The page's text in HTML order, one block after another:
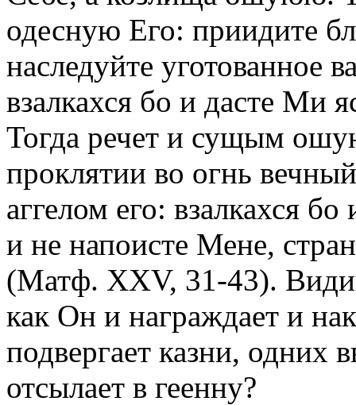
одесную Его: приидите
наследуйте уготованное
взалкахся бо и дасте Ми
Тогда речет и сущым
проклятии во огнь
аггелом его: взалкахся
и не напоисте Мене,
(Матф. XXV, 31-43).
как Он и награждает и
подвергает казни, одних
отсылает в геенну?